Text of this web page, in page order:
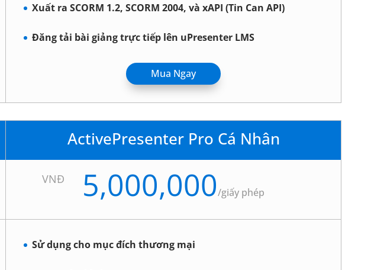
Xuất ra SCORM 1.2, SCORM 2004, và xAPI (Tin Can API)
Đăng tải bài giảng trực tiếp lên uPresenter LMS
Mua Ngay
ActivePresenter Pro Cá Nhân
VNĐ 5,000,000/giấy phép
Sử dụng cho mục đích thương mại